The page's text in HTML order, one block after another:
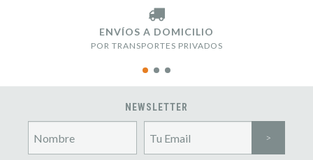
ENVÍOS A DOMICILIO
POR TRANSPORTES PRIVADOS
NEWSLETTER